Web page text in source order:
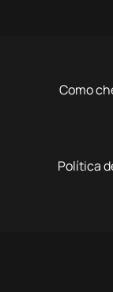
Como
Política